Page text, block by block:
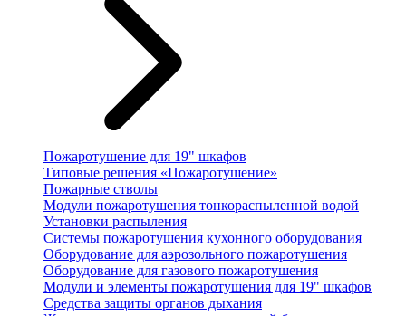
Пожаротушение для 19" шкафов
Типовые решения «Пожаротушение»
Пожарные стволы
Модули пожаротушения тонкораспыленной водой
Установки распыления
Системы пожаротушения кухонного оборудования
Оборудование для аэрозольного пожаротушения
Оборудование для газового пожаротушения
Модули и элементы пожаротушения для 19" шкафов
Средства защиты органов дыхания